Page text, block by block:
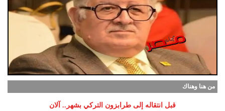
من هنا وهناك
قبل انتقاله إلى طرابزون التركي بشهر.. آلان